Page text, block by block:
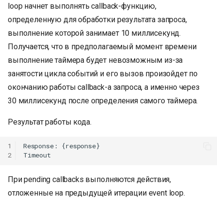
loop начнет выполнять callback-функцию,
определенную для обработки результата запроса,
выполнение которой занимает 10 миллисекунд.
Получается, что в предполагаемый момент времени
выполнение таймера будет невозможным из-за
занятости цикла событий и его вызов произойдет по
окончанию работы callback-а запроса, а именно через
30 миллисекунд после определения самого таймера.
Результат работы кода.
1
2
Response: {response}
При pending callbacks выполняются действия,
отложенные на предыдущей итерации event loop.